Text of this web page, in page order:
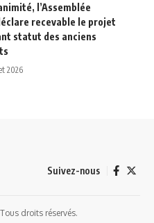
l’Assemblée
recevable le projet
statut des anciens
2026
Suivez-nous
droits réservés.